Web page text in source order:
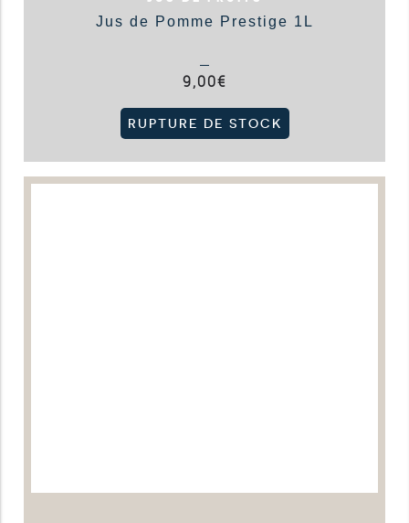
Jus de Pomme Prestige 1L
9,00€
RUPTURE DE STOCK